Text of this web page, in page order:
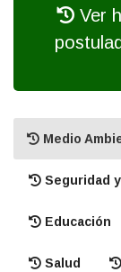
Ver
Medio
Seguridad
Educación
Salud